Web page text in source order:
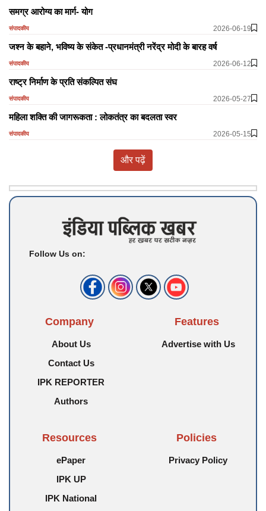
समग्र आरोग्य का मार्ग- योग
संपादकीय 2026-06-19
जश्न के बहाने, भविष्य के संकेत -प्रधानमंत्री नरेंद्र मोदी के बारह वर्ष
संपादकीय 2026-06-12
राष्ट्र निर्माण के प्रति संकल्पित संघ
संपादकीय 2026-05-27
महिला शक्ति की जागरूकता : लोकतंत्र का बदलता स्वर
संपादकीय 2026-05-15
और पढ़ें
Follow Us on:
Company
About Us
Contact Us
IPK REPORTER
Authors
Features
Advertise with Us
Resources
ePaper
IPK UP
IPK National
Policies
Privacy Policy